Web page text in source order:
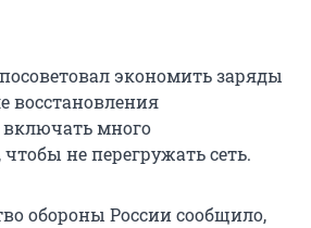
экономить заряды
восстановления
включать много
не перегружать сеть.
обороны России сообщило,